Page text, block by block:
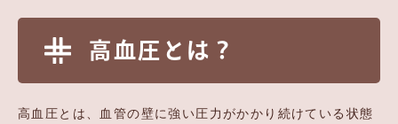
高血圧とは？
高血圧とは、血管の壁に強い圧力がかかり続けている状態